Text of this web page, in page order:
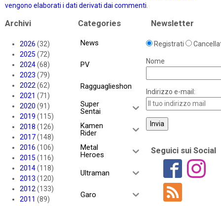
vengono elaborati i dati derivati dai commenti.
Archivi
2026 (32)
2025 (72)
2024(68)
2023 (79)
2022(62)
2021 (71)
2020 (91)
2019 (115)
2018 (126)
2017(148)
2016 (106)
2015 (116)
2014(118)
2013 (120)
2012(133)
2011 (89)
Categories
News
PV
Ragguaglieshon
Super
Sentai
Kamen
Rider
Metal
Heroes
Ultraman
Garo
Newsletter
Registrati
Nome
Indirizzo e-mail:
Seguici sui Social